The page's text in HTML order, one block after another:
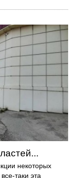
некоторых
таки эта